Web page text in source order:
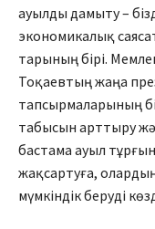
ауылды дамыту –
экономикалық
та­рының бірі.
Тоқаевтың жаңа
тапсырмаларының
табысын арттыру
бастама ауыл
жақсартуға,
мүмкіндік беруді